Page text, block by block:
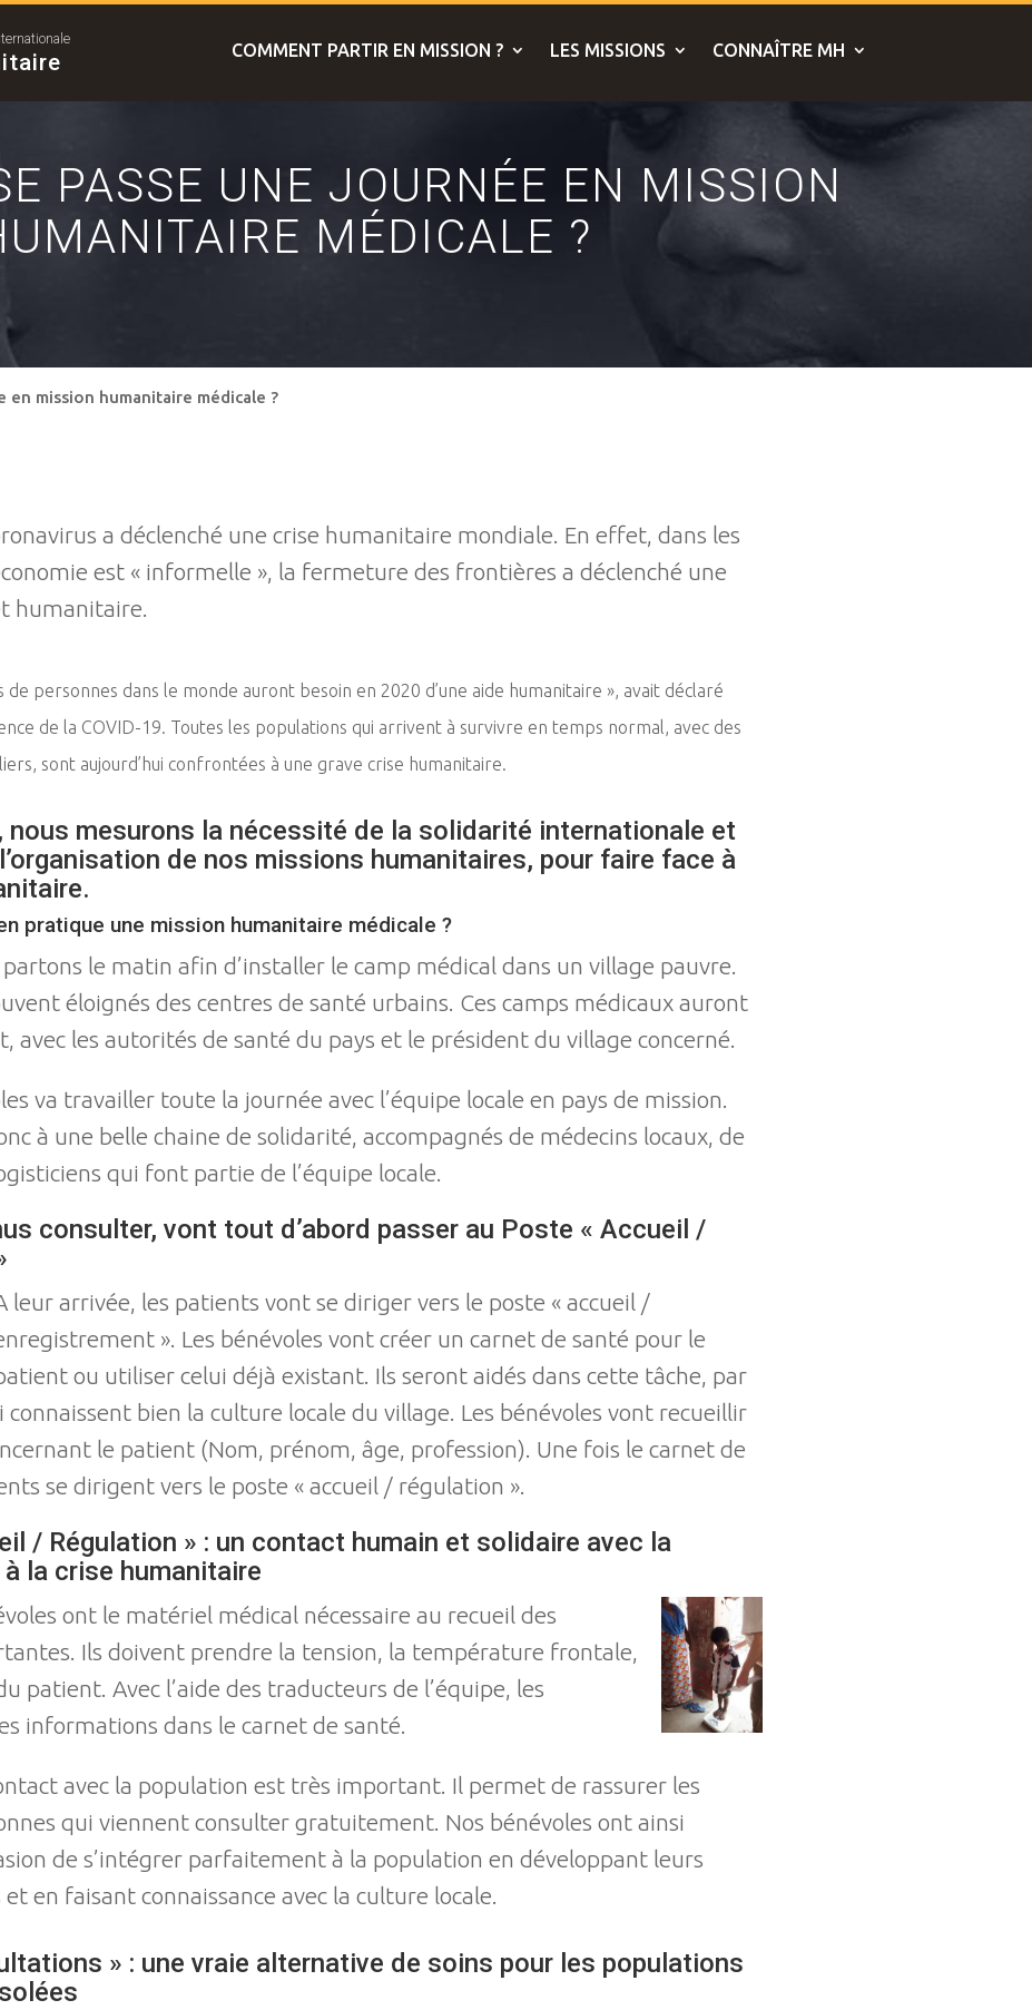
COMMENT PARTIR EN MISSION ? LES MISSIONS CONNAÎTRE MH
PASSE UNE JOURNÉE EN MISSION
MÉDICALE ?
en mission humanitaire médicale ?
a déclenché une crise humanitaire mondiale. En effet, dans les
est « informelle », la fermeture des frontières a déclenché une
humanitaire.
de personnes dans le monde auront besoin en 2020 d’une aide humanitaire », avait déclaré
de la COVID-19. Toutes les populations qui arrivent à survivre en temps normal, avec des
sont aujourd’hui confrontées à une grave crise humanitaire.
nous mesurons la nécessité de la solidarité internationale et
de nos missions humanitaires, pour faire face à
pratique une mission humanitaire médicale ?
partons le matin afin d’installer le camp médical dans un village pauvre.
éloignés des centres de santé urbains. Ces camps médicaux auront
avec les autorités de santé du pays et le président du village concerné.
va travailler toute la journée avec l’équipe locale en pays de mission.
à une belle chaine de solidarité, accompagnés de médecins locaux, de
qui font partie de l’équipe locale.
consulter, vont tout d’abord passer au Poste « Accueil /
leur arrivée, les patients vont se diriger vers le poste « accueil /
». Les bénévoles vont créer un carnet de santé pour le
ou utiliser celui déjà existant. Ils seront aidés dans cette tâche, par
bien la culture locale du village. Les bénévoles vont recueillir
le patient (Nom, prénom, âge, profession). Une fois le carnet de
se dirigent vers le poste « accueil / régulation ».
/ Régulation » : un contact humain et solidaire avec la
la crise humanitaire
ont le matériel médical nécessaire au recueil des
Ils doivent prendre la tension, la température frontale,
patient. Avec l’aide des traducteurs de l’équipe, les
informations dans le carnet de santé.
avec la population est très important. Il permet de rassurer les
qui viennent consulter gratuitement. Nos bénévoles ont ainsi
de s’intégrer parfaitement à la population en développant leurs
en faisant connaissance avec la culture locale.
» : une vraie alternative de soins pour les populations